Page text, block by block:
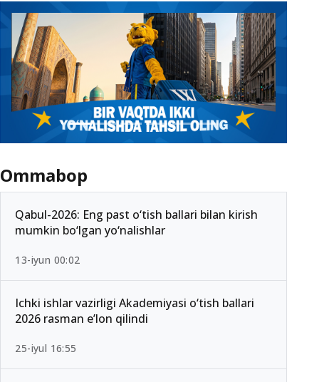
Ommabop
Qabul-2026: Eng past o‘tish ballari bilan kirish
mumkin bo‘lgan yo‘nalishlar
13-iyun 00:02
Ichki ishlar vazirligi Akademiyasi o‘tish ballari
2026 rasman e’lon qilindi
25-iyul 16:55